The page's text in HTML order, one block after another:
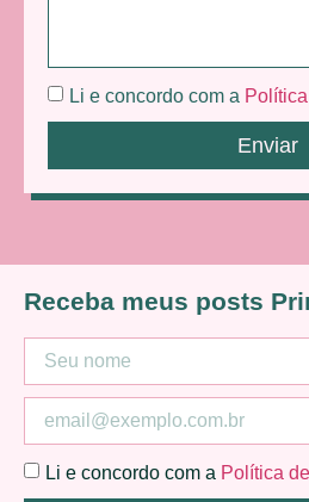
Li e concordo com a
Enviar
Receba meus posts
Li e concordo com a Política